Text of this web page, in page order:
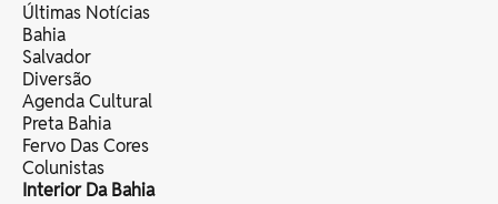
Últimas Notícias
Bahia
Salvador
Diversão
Agenda Cultural
Preta Bahia
Fervo Das Cores
Colunistas
Interior Da Bahia